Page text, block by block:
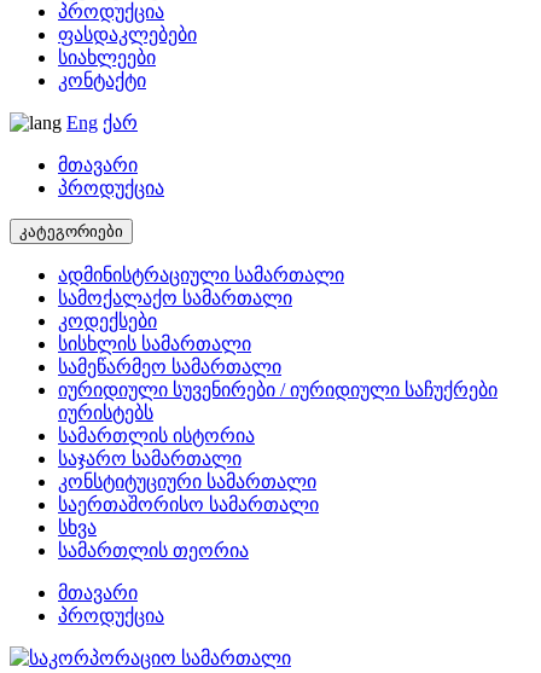
პროდუქცია
ფასდაკლებები
სიახლეები
კონტაქტი
Eng ქარ
მთავარი
პროდუქცია
კატეგორიები
ადმინისტრაციული სამართალი
სამოქალაქო სამართალი
კოდექსები
სისხლის სამართალი
სამეწარმეო სამართალი
იურიდიული სუვენირები / იურიდიული საჩუქრები
იურისტებს
სამართლის ისტორია
საჯარო სამართალი
კონსტიტუციური სამართალი
საერთაშორისო სამართალი
სხვა
სამართლის თეორია
მთავარი
პროდუქცია